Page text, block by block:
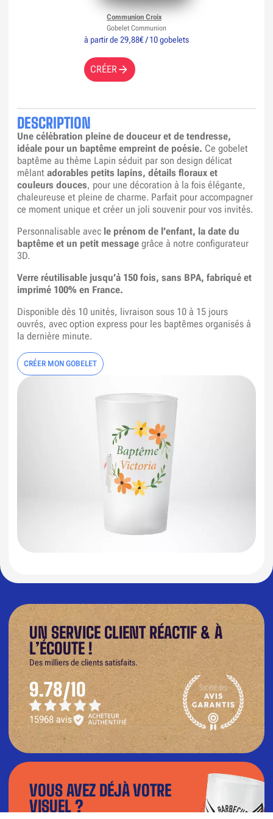
à partir de 29,88€ / 10 gobelets
CRÉER
Communion Croix
Gobelet Communion
DESCRIPTION
Une célébration pleine de douceur et de tendresse,
idéale pour un baptême empreint de poésie. Ce gobelet
baptême au thème Lapin séduit par son design délicat
mêlant adorables petits lapins, détails floraux et
couleurs douces, pour une décoration à la fois élégante,
chaleureuse et pleine de charme. Parfait pour accompagner
ce moment unique et créer un joli souvenir pour vos invités.
Personnalisable avec le prénom de l’enfant, la date du
baptême et un petit message grâce à notre configurateur
3D.
Verre réutilisable jusqu’à 150 fois, sans BPA, fabriqué et
imprimé 100% en France.
Disponible dès 10 unités, livraison sous 10 à 15 jours
ouvrés, avec option express pour les baptêmes organisés à
la dernière minute.
CRÉER MON GOBELET
UN SERVICE CLIENT RÉACTIF & À
L’ÉCOUTE !
Des milliers de clients satisfaits.
9.78/10
15968 avis
VOUS AVEZ DÉJÀ VOTRE
VISUEL ?